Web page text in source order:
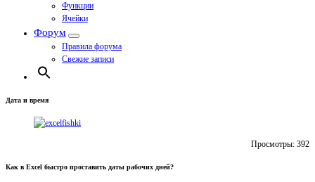
Функции
Ячейки
Форум
Правила форума
Свежие записи
Дата и время
Просмотры: 392
Как в Excel быстро проставить даты рабочих дней?